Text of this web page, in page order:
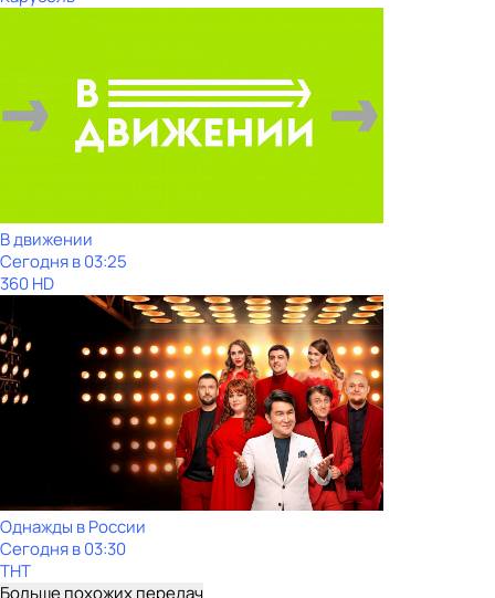
В движении
Сегодня в 03:25
360 HD
Однажды в России
Сегодня в 03:30
ТНТ
Больше похожих передач